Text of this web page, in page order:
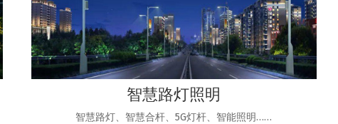
智慧路灯照明
智慧路灯、智慧合杆、5G灯杆、智能照明……